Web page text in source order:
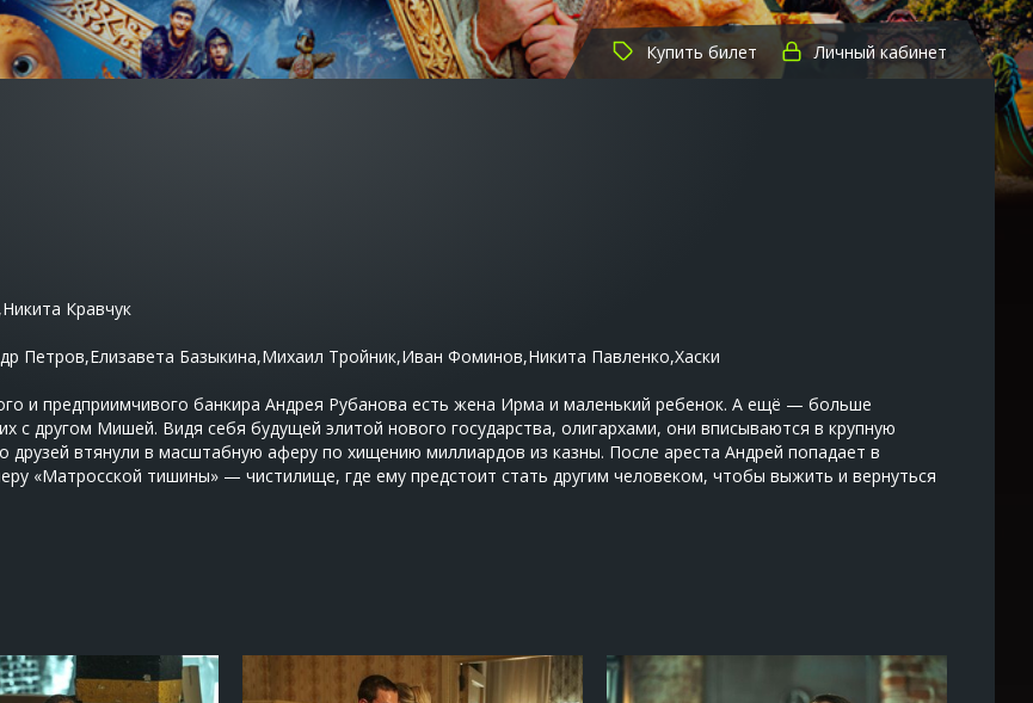
Купить билет Личный кабинет
Кравчук
Петров,Елизавета Базыкина,Михаил Тройник,Иван Фоминов,Никита Павленко,Хаски
и предприимчивого банкира Андрея Рубанова есть жена Ирма и маленький ребенок. А ещё — больше
с другом Мишей. Видя себя будущей элитой нового государства, олигархами, они вписываются в крупную
друзей втянули в масштабную аферу по хищению миллиардов из казны. После ареста Андрей попадает в
«Матросской тишины» — чистилище, где ему предстоит стать другим человеком, чтобы выжить и вернуться